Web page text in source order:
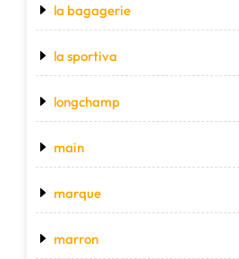
la bagagerie
la sportiva
longchamp
main
marque
marron